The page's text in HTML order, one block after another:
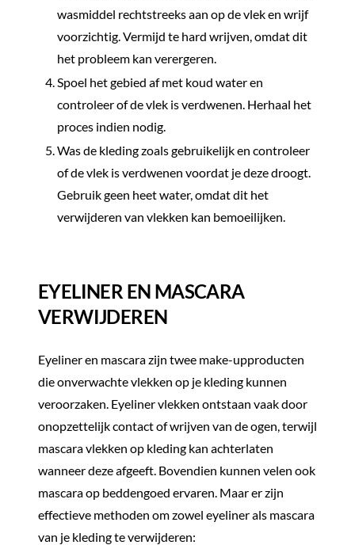
wasmiddel rechtstreeks aan op de vlek en wrijf
voorzichtig. Vermijd te hard wrijven, omdat dit
het probleem kan verergeren.
Spoel het gebied af met koud water en
controleer of de vlek is verdwenen. Herhaal het
proces indien nodig.
Was de kleding zoals gebruikelijk en controleer
of de vlek is verdwenen voordat je deze droogt.
Gebruik geen heet water, omdat dit het
verwijderen van vlekken kan bemoeilijken.
EYELINER EN MASCARA
VERWIJDEREN
Eyeliner en mascara zijn twee make-upproducten
die onverwachte vlekken op je kleding kunnen
veroorzaken. Eyeliner vlekken ontstaan vaak door
onopzettelijk contact of wrijven van de ogen, terwijl
mascara vlekken op kleding kan achterlaten
wanneer deze afgeeft. Bovendien kunnen velen ook
mascara op beddengoed ervaren. Maar er zijn
effectieve methoden om zowel eyeliner als mascara
van je kleding te verwijderen: